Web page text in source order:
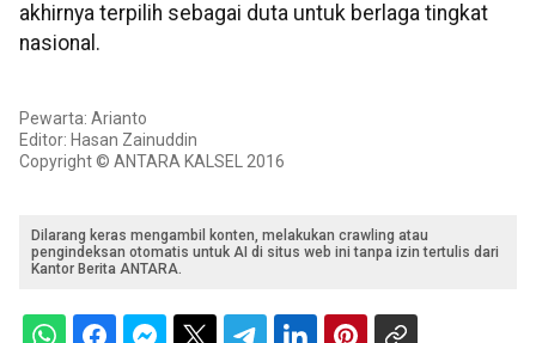
akhirnya terpilih sebagai duta untuk berlaga tingkat
nasional.
Pewarta: Arianto
Editor: Hasan Zainuddin
Copyright © ANTARA KALSEL 2016
Dilarang keras mengambil konten, melakukan crawling atau
pengindeksan otomatis untuk AI di situs web ini tanpa izin tertulis dari
Kantor Berita ANTARA.